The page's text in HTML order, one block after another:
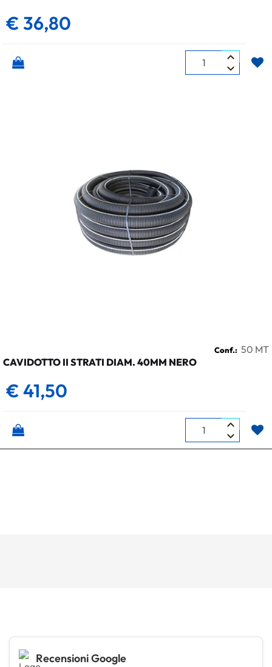
€ 36,80
Quantità
Conf.: 50 MT
CAVIDOTTO II STRATI DIAM. 40MM NERO
€ 41,50
Quantità
Recensioni Google